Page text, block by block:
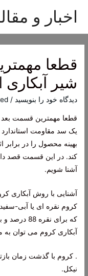
اخبار و
قطعا
شیر
دیدگاه‌ خود را بنویسید /
قطعا مهمترین قسمت بعد
یک سد مقاومت
بهینه محصول را در
کند. در این قسمت قصد
آشنا شویم.
آشنایی با روش آبکاری
آبکاری کروم می توان به
. کروم با گذشت زمان
نیکل.